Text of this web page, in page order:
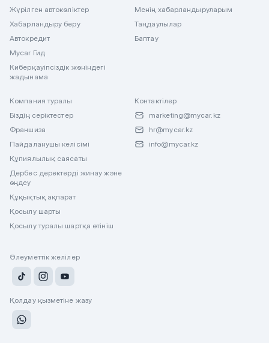
Жүрілген автокөліктер
Хабарландыру беру
Автокредит
Mycar Гид
Киберқауіпсіздік жөніндегі
жадынама
Менің хабарландыруларым
Таңдаулылар
Баптау
Компания туралы
Біздің серіктестер
Франшиза
Пайдаланушы келісімі
Құпиялылық саясаты
Дербес деректерді жинау және
өңдеу
Құқықтық ақпарат
Қосылу шарты
Қосылу туралы шартқа өтініш
Контактілер
marketing@mycar.kz
hr@mycar.kz
info@mycar.kz
Әлеуметтік желілер
Қолдау қызметіне жазу